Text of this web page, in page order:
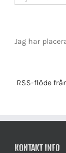
Jag har
RSS-flöde
KONTAKT INFO